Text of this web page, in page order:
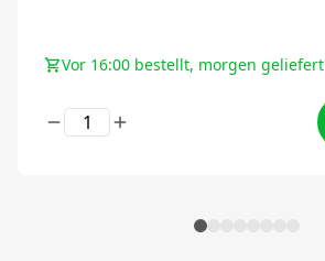
Vor 16:00 bestellt, morgen geliefert